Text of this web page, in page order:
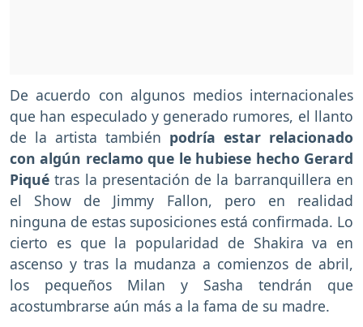
De acuerdo con algunos medios internacionales
que han especulado y generado rumores, el llanto
de la artista también podría estar relacionado
con algún reclamo que le hubiese hecho Gerard
Piquétras la presentación de la barranquillera en
el Show de Jimmy Fallon, pero en realidad
ninguna de estas suposiciones está confirmada. Lo
cierto es que la popularidad de Shakira va en
ascenso y tras la mudanza a comienzos de abril,
los pequeños Milan y Sasha tendrán que
acostumbrarse aún más a la fama de su madre.